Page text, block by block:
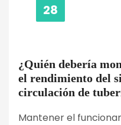
28
¿Quién debería
el rendimiento del
circulación de
Mantener el